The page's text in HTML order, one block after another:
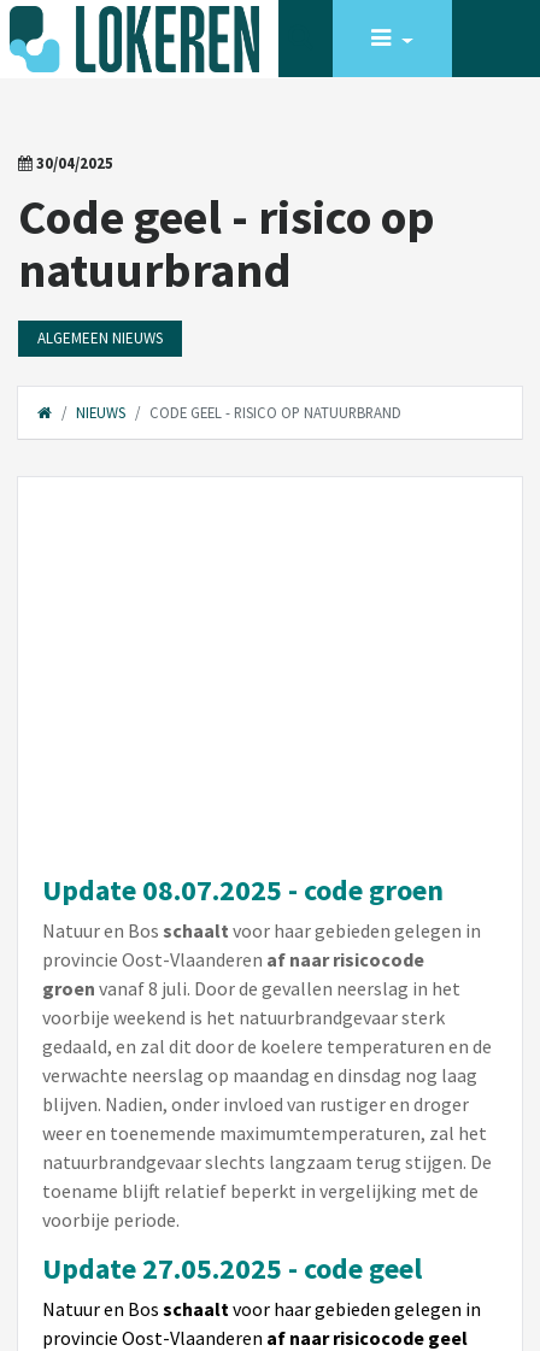
30/04/2025
Code geel - risico op
natuurbrand
ALGEMEEN NIEUWS
NIEUWS CODE GEEL - RISICO OP NATUURBRAND
Update 08.07.2025 - code groen
Natuur en Bos schaalt voor haar gebieden gelegen in
provincie Oost-Vlaanderen af naar risicocode
groen vanaf 8 juli. Door de gevallen neerslag in het
voorbije weekend is het natuurbrandgevaar sterk
gedaald, en zal dit door de koelere temperaturen en de
verwachte neerslag op maandag en dinsdag nog laag
blijven. Nadien, onder invloed van rustiger en droger
weer en toenemende maximumtemperaturen, zal het
natuurbrandgevaar slechts langzaam terug stijgen. De
toename blijft relatief beperkt in vergelijking met de
voorbije periode.
Update 27.05.2025 - code geel
Natuur en Bos schaaltvoor haar gebieden gelegen in
provincie Oost-Vlaanderen af naar risicocode geel